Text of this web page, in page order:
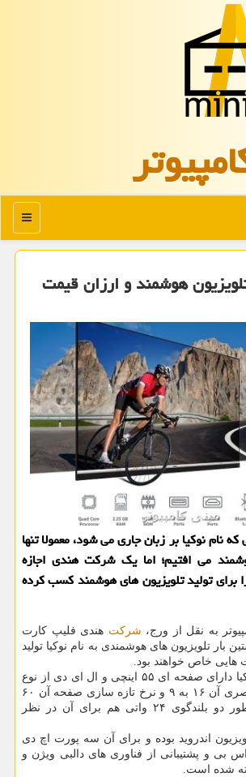
منو
هوشمند و ارزان قیمت
كه نام نوكیا بر زبان جاری می شود، معمولا تنها
می افتیم؛ اما یك شركت هندی اجازه
برای تولید تلویزیون های هوشمند كسب كرده
به نقل از ورج، شركت هندی فلیپ كارت
بار تلویزیون های هوشمندی به نام نوكیا تولید
هایی خاص خواهند بود.
تلویزیون هوشمند نوكیا دارای صفحه ای ۵۵ اینچی و ال ای دی از نوع
۴K بوده كه نسبت بصری آن ۱۶ به ۹ و نرخ تازه سازی صفحه آن ۶۰
هرتز است. همین طور دو بلندگوی ۲۴ واتی هم برای آن در نظر
اندروید بوده و برای آن سه پورت اچ دی
بی و پشتیبانی از فناوری های دالبی ویژن و